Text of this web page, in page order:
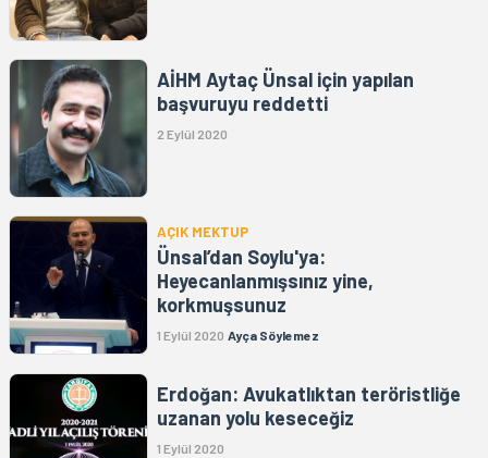
AİHM Aytaç Ünsal için yapılan
başvuruyu reddetti
2 Eylül 2020
AÇIK MEKTUP
Ünsal’dan Soylu'ya:
Heyecanlanmışsınız yine,
korkmuşsunuz
1 Eylül 2020 Ayça Söylemez
Erdoğan: Avukatlıktan teröristliğe
uzanan yolu keseceğiz
1 Eylül 2020